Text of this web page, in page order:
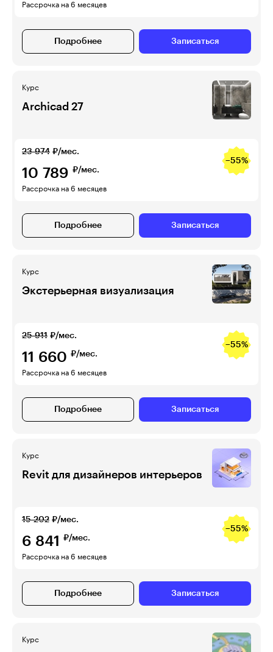
Рассрочка на 6 месяцев
Подробнее Записаться
Курс
Archicad 27
23 974 ₽/мес.
−55%
10 789 ₽/мес.
Рассрочка на 6 месяцев
Подробнее Записаться
Курс
Экстерьерная визуализация
25 911 ₽/мес.
−55%
11 660 ₽/мес.
Рассрочка на 6 месяцев
Подробнее Записаться
Курс
Revit для дизайнеров интерьеров
15 202 ₽/мес.
−55%
6 841 ₽/мес.
Рассрочка на 6 месяцев
Подробнее Записаться
Курс